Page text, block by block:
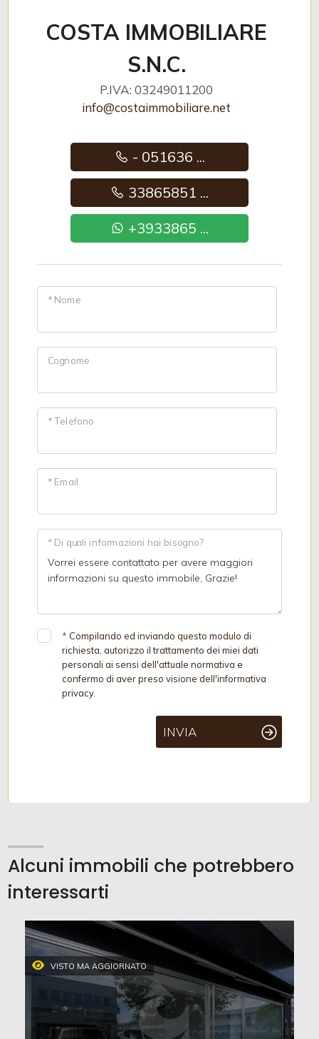
COSTA IMMOBILIARE
S.N.C.
P.IVA: 03249011200
info@costaimmobiliare.net
- 051636 ...
33865851 ...
+3933865 ...
* Nome
Cognome
* Telefono
* Email
* Di quali informazioni hai bisogno?
* Compilando ed inviando questo modulo di
richiesta, autorizzo il trattamento dei miei dati
personali ai sensi dell'attuale normativa e
confermo di aver preso visione dell'informativa
privacy.
INVIA
Alcuni immobili che potrebbero
interessarti
VISTO MA AGGIORNATO